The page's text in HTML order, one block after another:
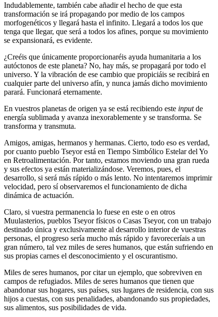
Indudablemente, también cabe añadir el hecho de que esta
transformación se irá propagando por medio de los campos
morfogenéticos y llegará hasta el infinito. Llegará a todos los que
tenga que llegar, que será a todos los afines, porque su movimiento
se expansionará, es evidente.
¿Creéis que únicamente proporcionaréis ayuda humanitaria a los
autóctonos de este planeta? No, hay más, se propagará por todo el
universo. Y la vibración de ese cambio que propiciáis se recibirá en
cualquier parte del universo afín, y nunca jamás dicho movimiento
parará. Funcionará eternamente.
En vuestros planetas de origen ya se está recibiendo este inputde
energía sublimada y avanza inexorablemente y se transforma. Se
transforma y transmuta.
Amigos, amigas, hermanos y hermanas. Cierto, todo eso es verdad,
por cuanto pueblo Tseyor está en Tiempo Simbólico Estelar del Yo
en Retroalimentación. Por tanto, estamos moviendo una gran rueda
y sus efectos ya están materializándose. Veremos, pues, el
desarrollo, si será más rápido o más lento. No intentaremos imprimir
velocidad, pero sí observaremos el funcionamiento de dicha
dinámica de actuación.
Claro, si vuestra permanencia lo fuese en este o en otros
Muulasterios, pueblos Tseyor físicos o Casas Tseyor, con un trabajo
destinado única y exclusivamente al desarrollo interior de vuestras
personas, el progreso sería mucho más rápido y favoreceríais a un
gran número, tal vez miles de seres humanos, que están sufriendo en
sus propias carnes el desconocimiento y el oscurantismo.
Miles de seres humanos, por citar un ejemplo, que sobreviven en
campos de refugiados. Miles de seres humanos que tienen que
abandonar sus hogares, sus países, sus lugares de residencia, con sus
hijos a cuestas, con sus penalidades, abandonando sus propiedades,
sus alimentos, sus posibilidades de vida.